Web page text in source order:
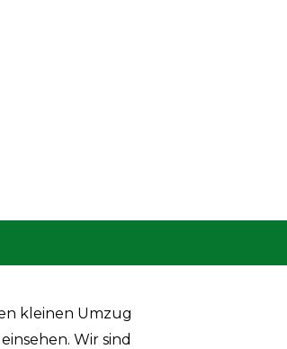
kleinen Umzug
einsehen. Wir sind